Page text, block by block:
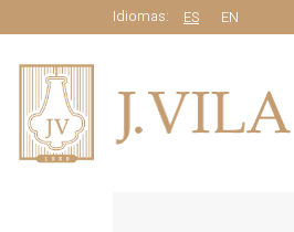
Idiomas: ES EN